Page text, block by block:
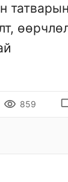
remove_red_eye 859